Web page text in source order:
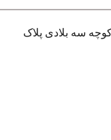
دهدشتی کوچه بازار قدیم 1 کوچه سه بلادی پلاک